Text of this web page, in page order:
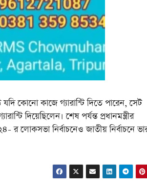
কোনো কাজে গ্যারান্টি দিতে পারেন, সেট
দিয়েছিলেন। শেষ পর্যন্ত প্রধানমন্ত্রীর
র লোকসভা নির্বাচনেও জাতীয় নির্বাচনে